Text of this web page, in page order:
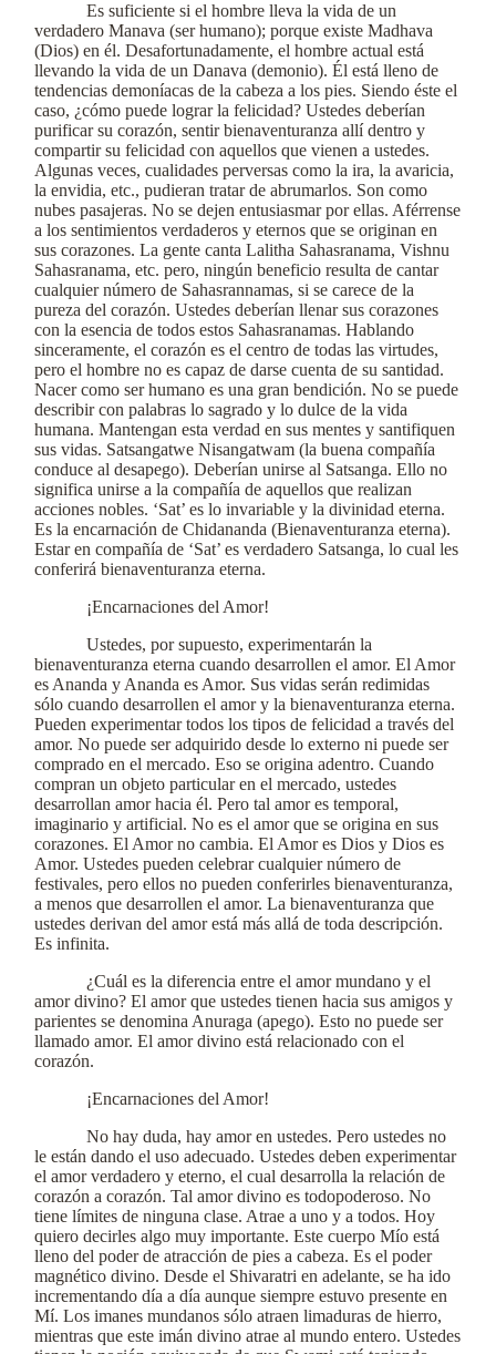
Es suficiente si el hombre lleva la vida de un
verdadero Manava (ser humano); porque existe Madhava
(Dios) en él. Desafortunadamente, el hombre actual está
llevando la vida de un Danava (demonio). Él está lleno de
tendencias demoníacas de la cabeza a los pies. Siendo éste el
caso, ¿cómo puede lograr la felicidad? Ustedes deberían
purificar su corazón, sentir bienaventuranza allí dentro y
compartir su felicidad con aquellos que vienen a ustedes.
Algunas veces, cualidades perversas como la ira, la avaricia,
la envidia, etc., pudieran tratar de abrumarlos. Son como
nubes pasajeras. No se dejen entusiasmar por ellas. Aférrense
a los sentimientos verdaderos y eternos que se originan en
sus corazones. La gente canta Lalitha Sahasranama, Vishnu
Sahasranama, etc. pero, ningún beneficio resulta de cantar
cualquier número de Sahasrannamas, si se carece de la
pureza del corazón. Ustedes deberían llenar sus corazones
con la esencia de todos estos Sahasranamas. Hablando
sinceramente, el corazón es el centro de todas las virtudes,
pero el hombre no es capaz de darse cuenta de su santidad.
Nacer como ser humano es una gran bendición. No se puede
describir con palabras lo sagrado y lo dulce de la vida
humana. Mantengan esta verdad en sus mentes y santifiquen
sus vidas. Satsangatwe Nisangatwam (la buena compañía
conduce al desapego). Deberían unirse al Satsanga. Ello no
significa unirse a la compañía de aquellos que realizan
acciones nobles. ‘Sat’ es lo invariable y la divinidad eterna.
Es la encarnación de Chidananda (Bienaventuranza eterna).
Estar en compañía de ‘Sat’ es verdadero Satsanga, lo cual les
conferirá bienaventuranza eterna.
¡Encarnaciones del Amor!
Ustedes, por supuesto, experimentarán la
bienaventuranza eterna cuando desarrollen el amor. El Amor
es Ananda y Ananda es Amor. Sus vidas serán redimidas
sólo cuando desarrollen el amor y la bienaventuranza eterna.
Pueden experimentar todos los tipos de felicidad a través del
amor. No puede ser adquirido desde lo externo ni puede ser
comprado en el mercado. Eso se origina adentro. Cuando
compran un objeto particular en el mercado, ustedes
desarrollan amor hacia él. Pero tal amor es temporal,
imaginario y artificial. No es el amor que se origina en sus
corazones. El Amor no cambia. El Amor es Dios y Dios es
Amor. Ustedes pueden celebrar cualquier número de
festivales, pero ellos no pueden conferirles bienaventuranza,
a menos que desarrollen el amor. La bienaventuranza que
ustedes derivan del amor está más allá de toda descripción.
Es infinita.
¿Cuál es la diferencia entre el amor mundano y el
amor divino? El amor que ustedes tienen hacia sus amigos y
parientes se denomina Anuraga (apego). Esto no puede ser
llamado amor. El amor divino está relacionado con el
corazón.
¡Encarnaciones del Amor!
No hay duda, hay amor en ustedes. Pero ustedes no
le están dando el uso adecuado. Ustedes deben experimentar
el amor verdadero y eterno, el cual desarrolla la relación de
corazón a corazón. Tal amor divino es todopoderoso. No
tiene límites de ninguna clase. Atrae a uno y a todos. Hoy
quiero decirles algo muy importante. Este cuerpo Mío está
lleno del poder de atracción de pies a cabeza. Es el poder
magnético divino. Desde el Shivaratri en adelante, se ha ido
incrementando día a día aunque siempre estuvo presente en
Mí. Los imanes mundanos sólo atraen limaduras de hierro,
mientras que este imán divino atrae al mundo entero. Ustedes